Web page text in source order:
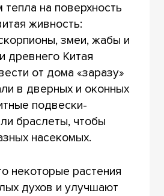
тепла на поверхность
живность:
змеи, жабы и
древнего Китая
от дома «заразу»
в дверных и оконных
подвески-
браслеты, чтобы
насекомых.
некоторые растения
духов и улучшают